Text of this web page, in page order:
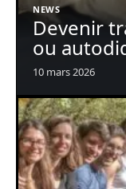
NEWS
Devenir
ou
10 mars 2026